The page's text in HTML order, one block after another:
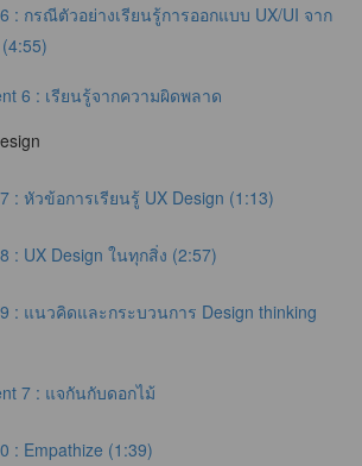
: กรณีตัวอย่างเรียนรู้การออกแบบ UX/UI จาก
6 : เรียนรู้จากความผิดพลาด
: หัวข้อการเรียนรู้ UX Design (1:13)
: UX Design ในทุกสิ่ง (2:57)
: แนวคิดและกระบวนการ Design thinking
7 : แจกันกับดอกไม้
: Empathize (1:39)